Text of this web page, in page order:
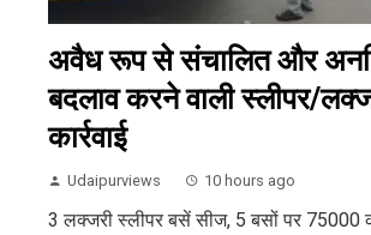
अवैध रूप से संचालित और
बदलाव करने वाली स्लीपर/
कार्रवाई
Udaipurviews 10 hours ago
3 लक्जरी स्लीपर बसें सीज, 5 बसों पर 75000